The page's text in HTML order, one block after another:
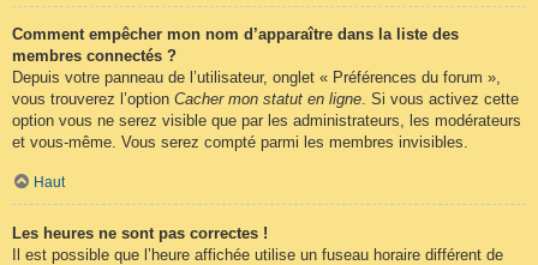
Comment empêcher mon nom d’apparaître dans la liste des
membres connectés ?
Depuis votre panneau de l’utilisateur, onglet « Préférences du forum »,
vous trouverez l’option Cacher mon statut en ligne . Si vous activez cette
option vous ne serez visible que par les administrateurs, les modérateurs
et vous-même. Vous serez compté parmi les membres invisibles.
Haut
Les heures ne sont pas correctes !
Il est possible que l’heure affichée utilise un fuseau horaire différent de